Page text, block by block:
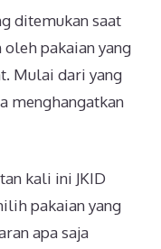
ditemukan saat
pakaian yang
Mulai dari yang
menghangatkan
kali ini JKID
pakaian yang
apa saja